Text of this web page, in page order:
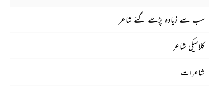
سب سے زیادہ پڑھے گئے شاعر
کلاسیکی شاعر
شاعرات